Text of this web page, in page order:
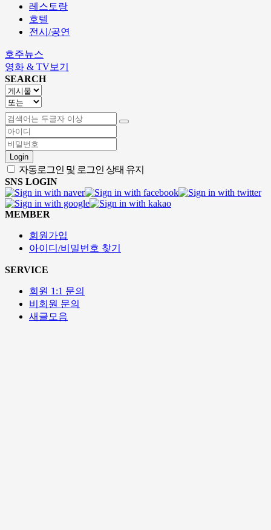
레스토랑
호텔
전시/공연
호주뉴스
영화 & TV보기
SEARCH
Login
자동로그인 및 로그인 상태 유지
SNS LOGIN
MEMBER
회원가입
아이디/비밀번호 찾기
SERVICE
회원 1:1 문의
비회원 문의
새글모음